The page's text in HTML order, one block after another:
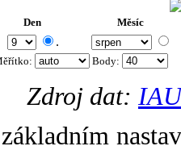
Den Měsíc
.
Body:
Zdroj dat: